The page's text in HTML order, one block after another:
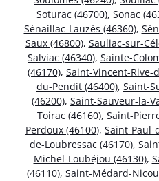
Soturac (46700), Sonac
Sénaillac-Lauzès (46360),
Saux (46800), Sauliac-sur-
Salviac (46340), Sainte-
(46170), Saint-Vincent-Rive-
du-Pendit (46400), Saint-
(46200), Saint-Sauveur-la-
Toirac (46160), Saint-
Perdoux (46100), Saint-Paul-
de-Loubressac (46170),
Michel-Loubéjou (46130),
(46110), Saint-Médard-